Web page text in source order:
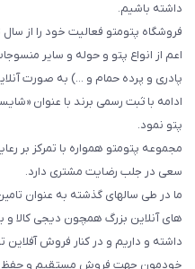
داشته باشیم.
اعم از انواع پتو و حوله و سایر
پادری و پرده حمام و ...) به صورت
ادامه با ثبت رسمی برند با عنوان
پتو نمود.
مجموعه پتومتو همواره با تمرکز بر
سعی در جلب رضایت مشتری دارد.
ما در طی سالهای گذشته به عنوان
های آنلاین بزرگ همچون دیجی کالا و
داشته و داریم و در کنار فروش آفلاین
خودمون جهت فروش مستقیم و حفظ